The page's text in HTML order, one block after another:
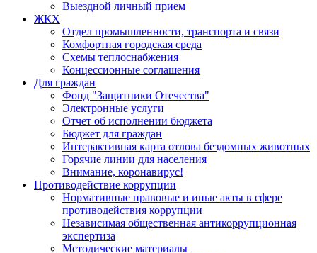
Выездной личный прием
ЖКХ
Отдел промышленности, транспорта и связи
Комфортная городская среда
Схемы теплоснабжения
Концессионные соглашения
Для граждан
Фонд "Защитники Отечества"
Электронные услуги
Отчет об исполнении бюджета
Бюджет для граждан
Интерактивная карта отлова бездомных животных
Горячие линии для населения
Внимание, коронавирус!
Противодействие коррупции
Нормативные правовые и иные акты в сфере
противодействия коррупции
Независимая общественная антикоррупционная
экспертиза
Методические материалы